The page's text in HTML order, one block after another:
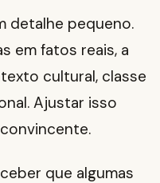
detalhe pequeno.
em fatos reais, a
cultural, classe
Ajustar isso
que algumas